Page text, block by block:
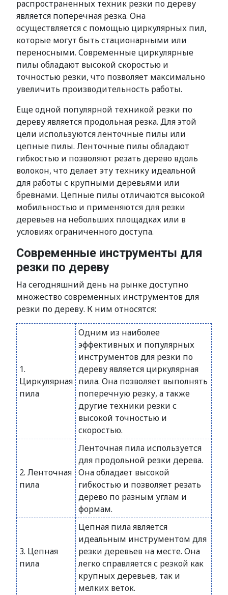
распространенных техник резки по дереву
является поперечная резка. Она
осуществляется с помощью циркулярных пил,
которые могут быть стационарными или
переносными. Современные циркулярные
пилы обладают высокой скоростью и
точностью резки, что позволяет максимально
увеличить производительность работы.
Еще одной популярной техникой резки по
дереву является продольная резка. Для этой
цели используются ленточные пилы или
цепные пилы. Ленточные пилы обладают
гибкостью и позволяют резать дерево вдоль
волокон, что делает эту технику идеальной
для работы с крупными деревьями или
бревнами. Цепные пилы отличаются высокой
мобильностью и применяются для резки
деревьев на небольших площадках или в
условиях ограниченного доступа.
Современные инструменты для
резки по дереву
На сегодняшний день на рынке доступно
множество современных инструментов для
резки по дереву. К ним относятся:
1.
Циркулярная
пила
Одним из наиболее
эффективных и популярных
инструментов для резки по
дереву является циркулярная
пила. Она позволяет выполнять
поперечную резку, а также
другие техники резки с
высокой точностью и
скоростью.
2. Ленточная
пила
Ленточная пила используется
для продольной резки дерева.
Она обладает высокой
гибкостью и позволяет резать
дерево по разным углам и
формам.
3. Цепная
пила
Цепная пила является
идеальным инструментом для
резки деревьев на месте. Она
легко справляется с резкой как
крупных деревьев, так и
мелких веток.